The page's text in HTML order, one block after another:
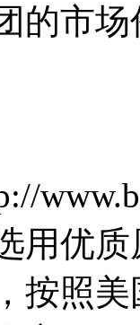
的市场
用优
按照